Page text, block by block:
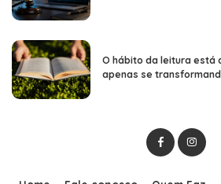
O hábito da leitura está
apenas se